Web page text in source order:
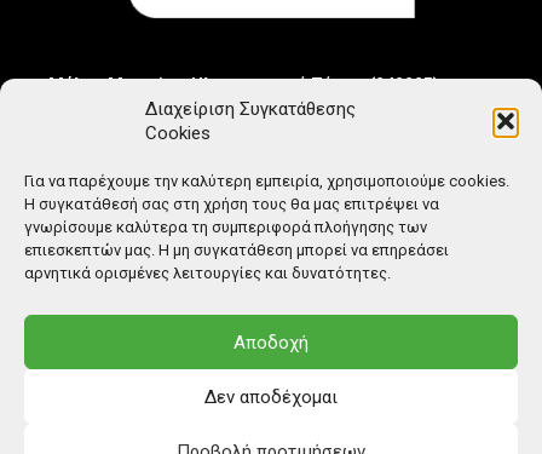
Διαχείριση Συγκατάθεσης
Cookies
Για να παρέχουμε την καλύτερη εμπειρία, χρησιμοποιούμε cookies.
Η συγκατάθεσή σας στη χρήση τους θα μας επιτρέψει να
γνωρίσουμε καλύτερα τη συμπεριφορά πλοήγησης των
επιεσκεπτών μας. Η μη συγκατάθεση μπορεί να επηρεάσει
αρνητικά ορισμένες λειτουργίες και δυνατότητες.
Αποδοχή
Δεν αποδέχομαι
Μέλος Μητρώου Ηλεκτρονικού Τύπου (242225)